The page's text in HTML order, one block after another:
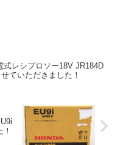
式レシプロソー18V JR184D
ていただきました！